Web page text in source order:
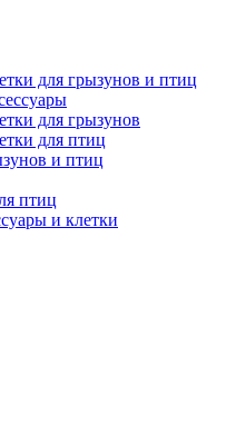
для грызунов и птиц
для грызунов
для птиц
и птиц
птиц
и клетки